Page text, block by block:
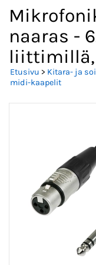
naaras -
Etusivu > Kitara- ja
midi-kaapelit